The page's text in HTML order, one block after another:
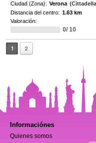
Ciudad (Zona): Verona
Distancia del centro: 1.63 km
Valoración:
0/ 10
1 2
Informaciónes
Quienes somos